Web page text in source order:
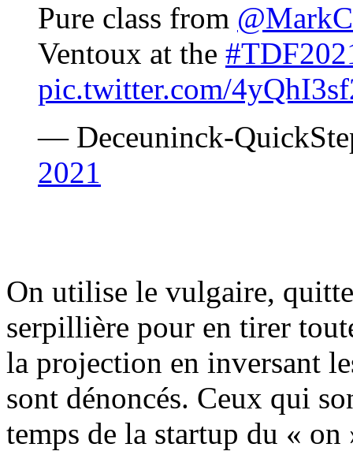
Pure class from
Ventoux at the
pic.twitter.com/
— Deceuninck-
2021
On utilise le vulgaire,
serpillière pour en tirer
la projection en inversant
sont dénoncés. Ceux qui
temps de la startup du «